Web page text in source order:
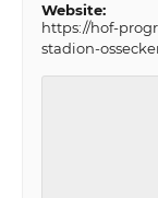
Website:
https://hof-
stadion-